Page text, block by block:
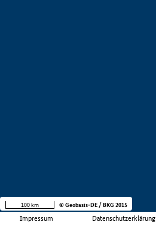
Impressum Datenschutzerklärung
100 km © Geobasis-DE / BKG 2015